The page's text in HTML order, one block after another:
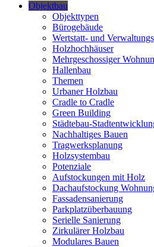
Objektbau
Objekttypen
Bürogebäude
Wertstatt- und
Holzhochhäuser
Mehrgeschossiger
Hallenbau
Themen
Urbaner Holzbau
Cradle to Cradle
Green Building
Städtebau-
Nachhaltiges Bauen
Tragwerksplanung
Holzsystembau
Potenziale
Aufstockungen mit Holz
Dachaufstockung
Fassadensanierung
Parkplatzüberbauung
Serielle Sanierung
Zirkulärer Holzbau
Modulares Bauen